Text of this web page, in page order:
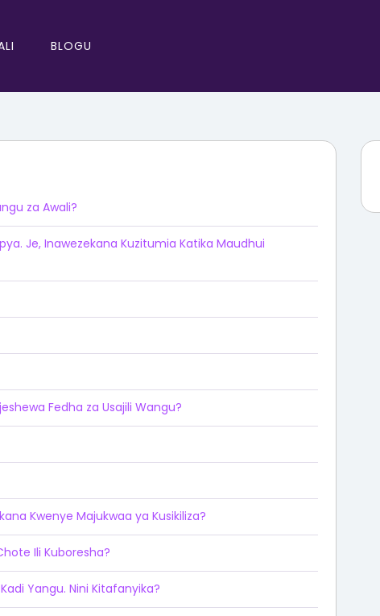
BLOGU
za Awali?
Je, Inawezekana Kuzitumia Katika Maudhui
Fedha za Usajili Wangu?
Kwenye Majukwaa ya Kusikiliza?
Ili Kuboresha?
Yangu. Nini Kitafanyika?